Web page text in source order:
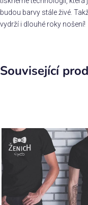
budou barvy stále živé.
vydrží i dlouhé roky nošení!
Související